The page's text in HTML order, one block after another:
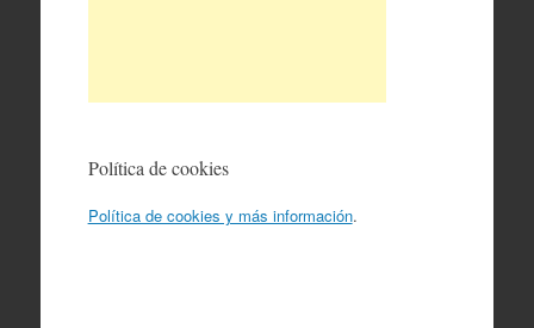
Política de cookies
Política de cookies y más información.